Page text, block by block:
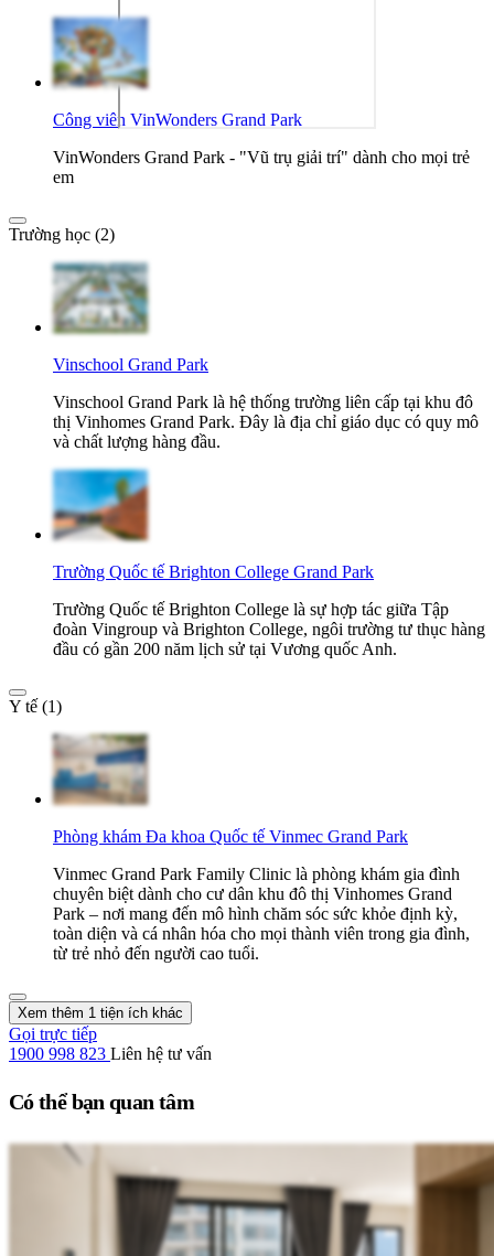
Công viên VinWonders Grand Park
VinWonders Grand Park - "Vũ trụ giải trí" dành cho mọi trẻ
em
Trường học (2)
Vinschool Grand Park
Vinschool Grand Park là hệ thống trường liên cấp tại khu đô
thị Vinhomes Grand Park. Đây là địa chỉ giáo dục có quy mô
và chất lượng hàng đầu.
Trường Quốc tế Brighton College Grand Park
Trường Quốc tế Brighton College là sự hợp tác giữa Tập
đoàn Vingroup và Brighton College, ngôi trường tư thục hàng
đầu có gần 200 năm lịch sử tại Vương quốc Anh.
Y tế (1)
Phòng khám Đa khoa Quốc tế Vinmec Grand Park
Vinmec Grand Park Family Clinic là phòng khám gia đình
chuyên biệt dành cho cư dân khu đô thị Vinhomes Grand
Park – nơi mang đến mô hình chăm sóc sức khỏe định kỳ,
toàn diện và cá nhân hóa cho mọi thành viên trong gia đình,
từ trẻ nhỏ đến người cao tuổi.
Xem thêm 1 tiện ích khác
Gọi trực tiếp
1900 998 823 Liên hệ tư vấn
Có thể bạn quan tâm